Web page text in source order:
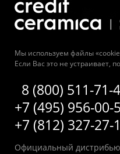
Мы используем файлы
Если Вас это не устраивает,
8 (800) 511-71-
+7 (495) 956-00-
+7 (812) 327-27-
Официальный